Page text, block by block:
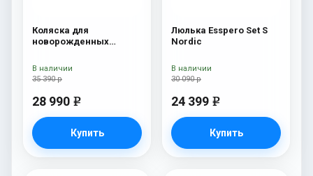
Коляска для
новорожденных
35 390 р
28 990 e
Купить
В наличии
Люлька Esspero Set S
Nordic
30 090 р
24 399 e
Купить
В наличии